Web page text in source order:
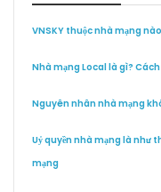
VNSKY thuộc nhà mạng
Nhà mạng Local là gì?
Nguyên nhân nhà mạng
Uỷ quyền nhà mạng là như
mạng